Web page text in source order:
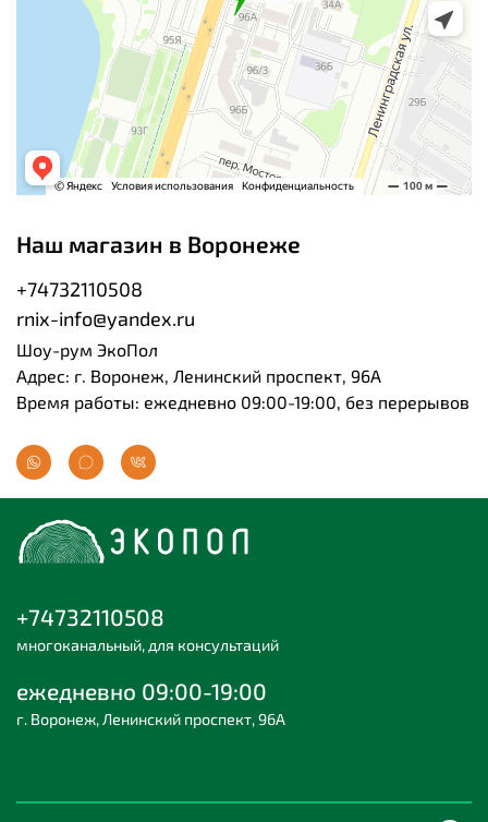
Наш магазин в Воронеже
+74732110508
rnix-info@yandex.ru
Шоу-рум ЭкоПол
Адрес: г. Воронеж, Ленинский проспект, 96А
Время работы: ежедневно 09:00-19:00, без перерывов
+74732110508
многоканальный, для консультаций
ежедневно 09:00-19:00
г. Воронеж, Ленинский проспект, 96А